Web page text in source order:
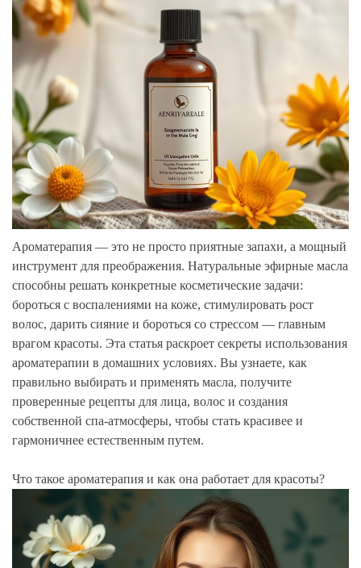
Ароматерапия — это не просто приятные запахи, а мощный
инструмент для преображения. Натуральные эфирные масла
способны решать конкретные косметические задачи:
бороться с воспалениями на коже, стимулировать рост
волос, дарить сияние и бороться со стрессом — главным
врагом красоты. Эта статья раскроет секреты использования
ароматерапии в домашних условиях. Вы узнаете, как
правильно выбирать и применять масла, получите
проверенные рецепты для лица, волос и создания
собственной спа-атмосферы, чтобы стать красивее и
гармоничнее естественным путем.
Что такое ароматерапия и как она работает для красоты?